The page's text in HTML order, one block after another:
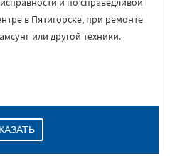
в Пятигорске, при ремонте
или другой техники.